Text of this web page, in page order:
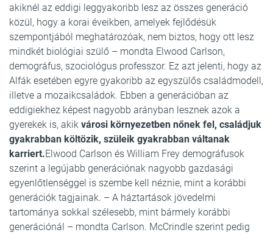
akiknél az eddigi leggyakoribb lesz az összes generáció
közül, hogy a korai éveikben, amelyek fejlődésük
szempontjából meghatározóak, nem biztos, hogy ott lesz
mindkét biológiai szülő – mondta Elwood Carlson,
demográfus, szociológus professzor. Ez azt jelenti, hogy az
Alfák esetében egyre gyakoribb az egyszülős családmodell,
illetve a mozaikcsaládok. Ebben a generációban az
eddigiekhez képest nagyobb arányban lesznek azok a
gyerekek is, akik városi környezetben nőnek fel, családjuk
gyakrabban költözik, szüleik gyakrabban váltanak
karriert.Elwood Carlson és William Frey demográfusok
szerint a legújabb generációnak nagyobb gazdasági
egyenlőtlenséggel is szembe kell néznie, mint a korábbi
generációk tagjainak. – A háztartások jövedelmi
tartománya sokkal szélesebb, mint bármely korábbi
generációnál – mondta Carlson. McCrindle szerint pedig